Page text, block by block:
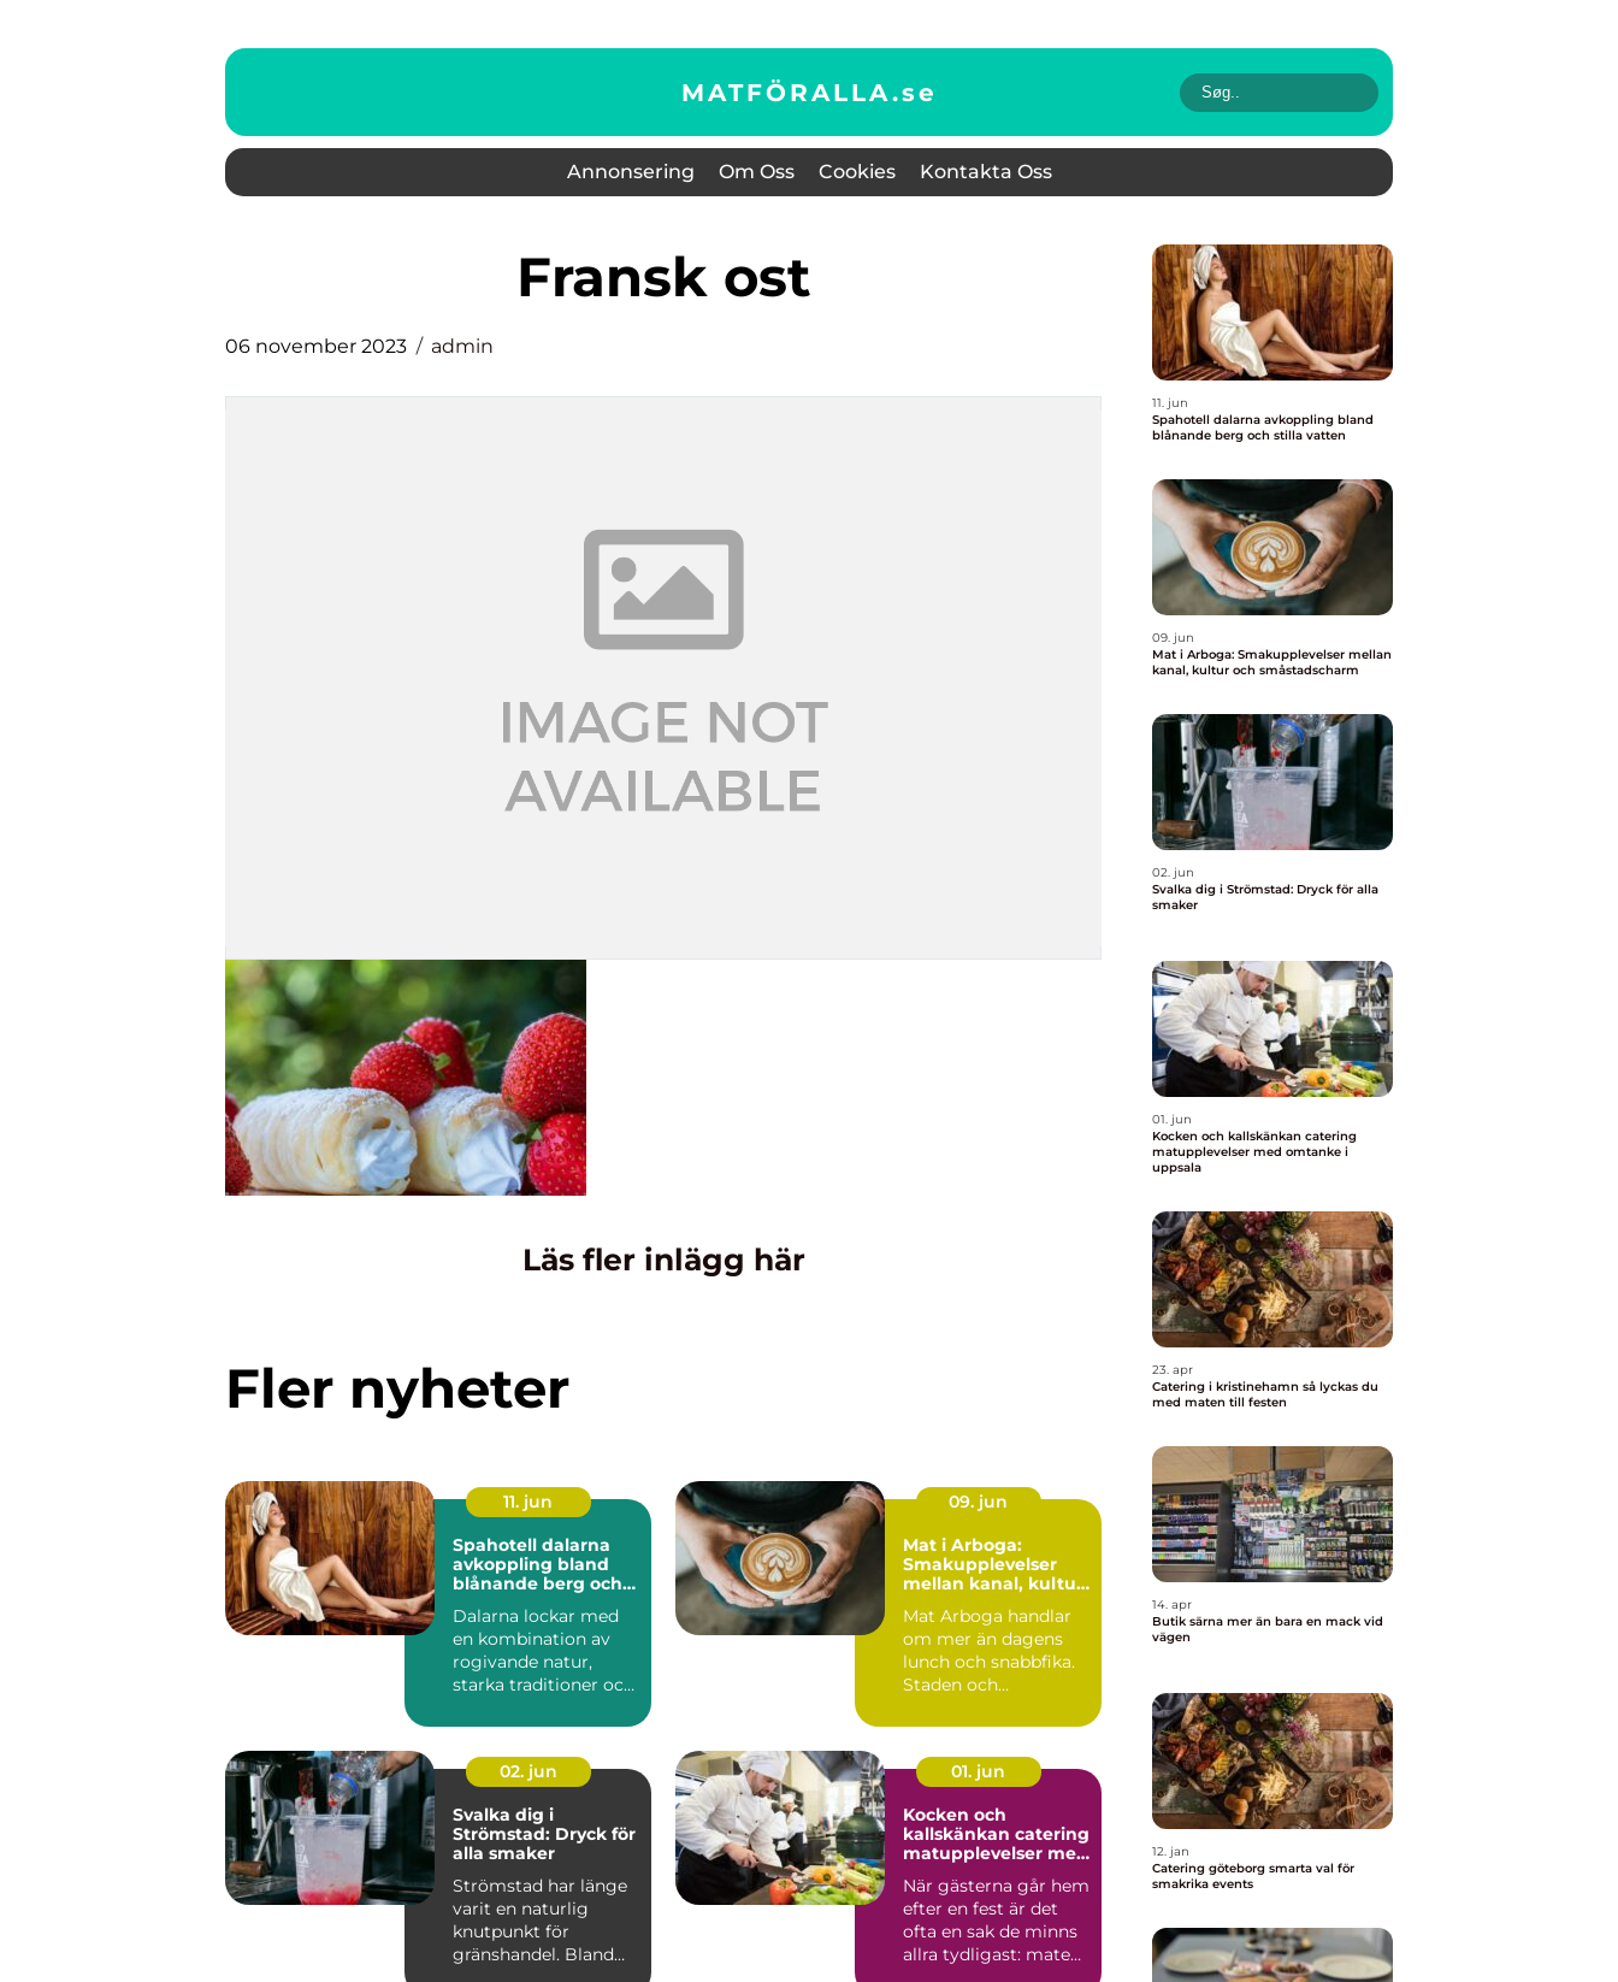
MATFÖRALLA.se
Annonsering Om Oss Cookies Kontakta Oss
fransk ost
06 november 2023 admin
Läs fler inlägg här
Fler nyheter
11. jun
Spahotell dalarna
avkoppling bland
blånande berg och
Dalarna lockar med
en kombination av
rogivande natur,
starka traditioner och
...
09. jun
Mat i Arboga:
Smakupplevelser
mellan kanal, kultur
Mat Arboga handlar
om mer än dagens
lunch och snabbfika.
Staden och
02. jun
Svalka dig i
Strömstad: Dryck för
alla smaker
Strömstad har länge
varit en naturlig
knutpunkt för
gränshandel. Bland
01. jun
Kocken och
kallskänkan catering
matupplevelser med
När gästerna går hem
efter en fest är det
ofta en sak de minns
allra tydligast: maten.
11. jun
Spahotell dalarna avkoppling bland
blånande berg och stilla vatten
09. jun
Mat i Arboga: Smakupplevelser mellan
kanal, kultur och småstadscharm
02. jun
Svalka dig i Strömstad: Dryck för alla
smaker
01. jun
Kocken och kallskänkan catering
matupplevelser med omtanke i
uppsala
23. apr
Catering i kristinehamn så lyckas du
med maten till festen
14. apr
Butik särna mer än bara en mack vid
vägen
12. jan
Catering göteborg smarta val för
smakrika events